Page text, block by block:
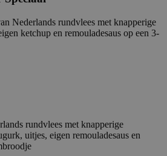
Nederlands rundvlees met knapperige
ketchup en remouladesaus op een 3-
rundvlees met knapperige
uitjes, eigen remouladesaus en